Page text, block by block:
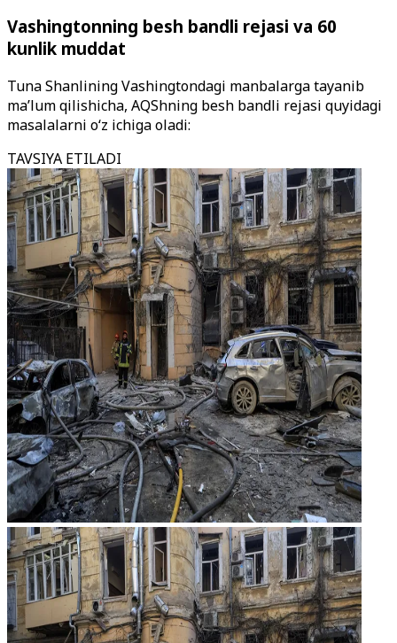
Vashingtonning besh bandli rejasi va 60
kunlik muddat
Tuna Shanlining Vashingtondagi manbalarga tayanib
ma’lum qilishicha, AQShning besh bandli rejasi quyidagi
masalalarni o‘z ichiga oladi:
TAVSIYA ETILADI